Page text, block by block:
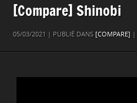
[Compare] Shinobi
05/03/2021 | PUBLIÉ DANS [COMPARE]